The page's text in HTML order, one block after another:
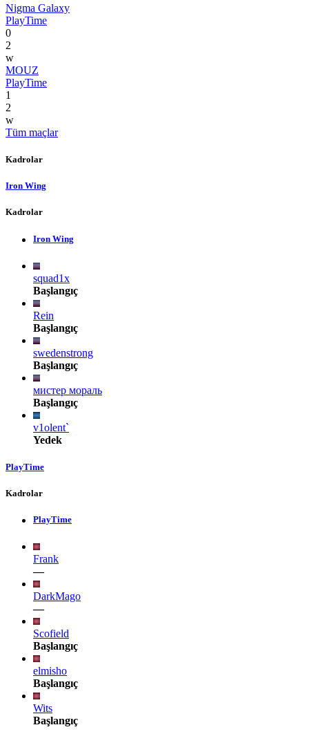
Nigma Galaxy
PlayTime
0
2
w
MOUZ
PlayTime
1
2
w
Tüm maçlar
Kadrolar
Iron Wing
Kadrolar
Iron Wing
squad1x
Başlangıç
Rein
Başlangıç
swedenstrong
Başlangıç
мистер мораль
Başlangıç
v1olent`
Yedek
PlayTime
Kadrolar
PlayTime
Frank
—
DarkMago
—
Scofield
Başlangıç
elmisho
Başlangıç
Wits
Başlangıç